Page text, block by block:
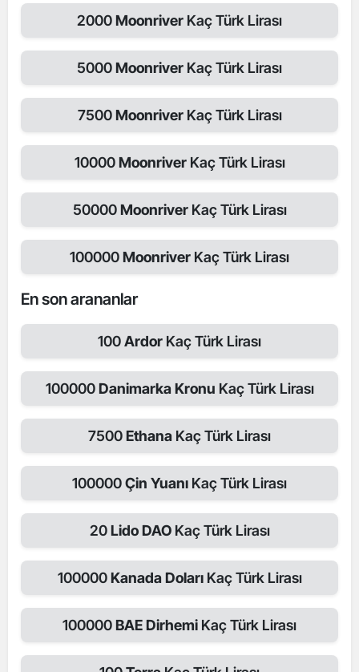
2000Moonriver Kaç Türk Lirası
5000Moonriver Kaç Türk Lirası
7500Moonriver Kaç Türk Lirası
10000Moonriver Kaç Türk Lirası
50000Moonriver Kaç Türk Lirası
100000Moonriver Kaç Türk Lirası
En son arananlar
100Ardor Kaç Türk Lirası
100000Danimarka Kronu Kaç Türk Lirası
7500Ethana Kaç Türk Lirası
100000Çin Yuanı Kaç Türk Lirası
20Lido DAO Kaç Türk Lirası
100000Kanada DolarıKaç Türk Lirası
100000BAE Dirhemi Kaç Türk Lirası